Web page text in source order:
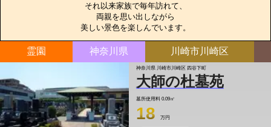
それ以来家族で毎年訪れて、
両親を思い出しながら
美しい景色を楽しんでいます。
霊園 神奈川県 川崎市川崎区
神奈川県 川崎市川崎区 四谷下町
大師の杜墓苑
墓所使用料 0.09㎡
18 万円